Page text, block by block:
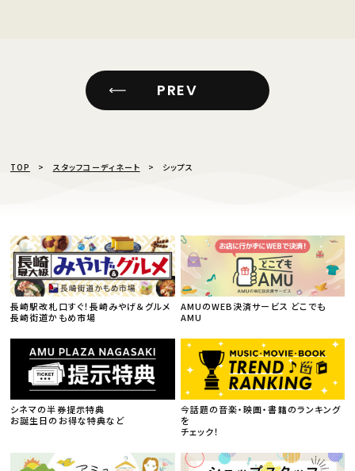
PREV
TOP スタッフコーディネート シップス
長崎駅改札口すぐ！長崎みやげ＆グルメ
長崎街道かもめ市場
AMUのWEB決済サービス どこでも
AMU
シネマの半券提示特典
お誕生日のお得な特典など
今話題の音楽・映画・書籍のランキング
を
チェック！